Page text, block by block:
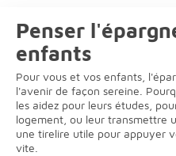
Penser
enfants
Pour vous et vos enfants,
l'avenir de façon sereine.
les aidez pour leurs études,
logement, ou leur transmettre
une tirelire utile pour appuyer
vite.